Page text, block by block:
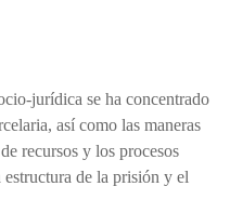
jurídica se ha concentrado
así como las maneras
recursos y los procesos
de la prisión y el